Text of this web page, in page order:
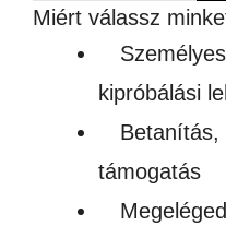
Miért válassz
kipróbálási
Betanítás,
támogatás